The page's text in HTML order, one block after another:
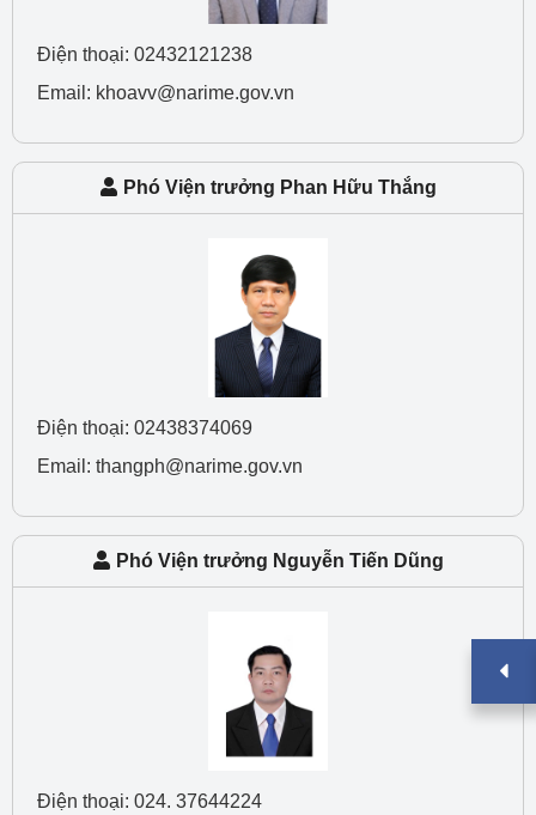
Điện thoại: 02432121238
Email: khoavv@narime.gov.vn
Phó Viện trưởng Phan Hữu Thắng
Điện thoại: 02438374069
Email: thangph@narime.gov.vn
Phó Viện trưởng Nguyễn Tiến Dũng
Điện thoại: 024. 37644224